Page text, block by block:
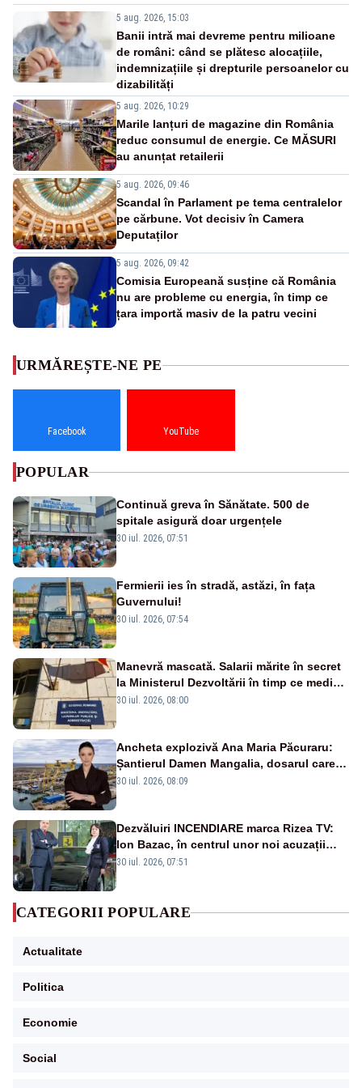
5 aug. 2026, 15:03
Banii intră mai devreme pentru milioane
de români: când se plătesc alocațiile,
indemnizațiile și drepturile persoanelor cu
dizabilități
5 aug. 2026, 10:29
Marile lanțuri de magazine din România
reduc consumul de energie. Ce MĂSURI
au anunțat retailerii
5 aug. 2026, 09:46
Scandal în Parlament pe tema centralelor
pe cărbune. Vot decisiv în Camera
Deputaților
5 aug. 2026, 09:42
Comisia Europeană susține că România
nu are probleme cu energia, în timp ce
țara importă masiv de la patru vecini
URMĂREȘTE-NE PE
Facebook YouTube
POPULAR
Continuă greva în Sănătate. 500 de
spitale asigură doar urgențele
30 iul. 2026, 07:51
Fermierii ies în stradă, astăzi, în fața
Guvernului!
30 iul. 2026, 07:54
Manevră mascată. Salarii mărite în secret
la Ministerul Dezvoltării în timp ce medicii
ies în stradă
30 iul. 2026, 08:00
Ancheta explozivă Ana Maria Păcuraru:
Șantierul Damen Mangalia, dosarul care
scufundă apărarea României
30 iul. 2026, 08:09
Dezvăluiri INCENDIARE marca Rizea TV:
Ion Bazac, în centrul unor noi acuzații
publice
30 iul. 2026, 07:51
CATEGORII POPULARE
Actualitate
Politica
Economie
Social